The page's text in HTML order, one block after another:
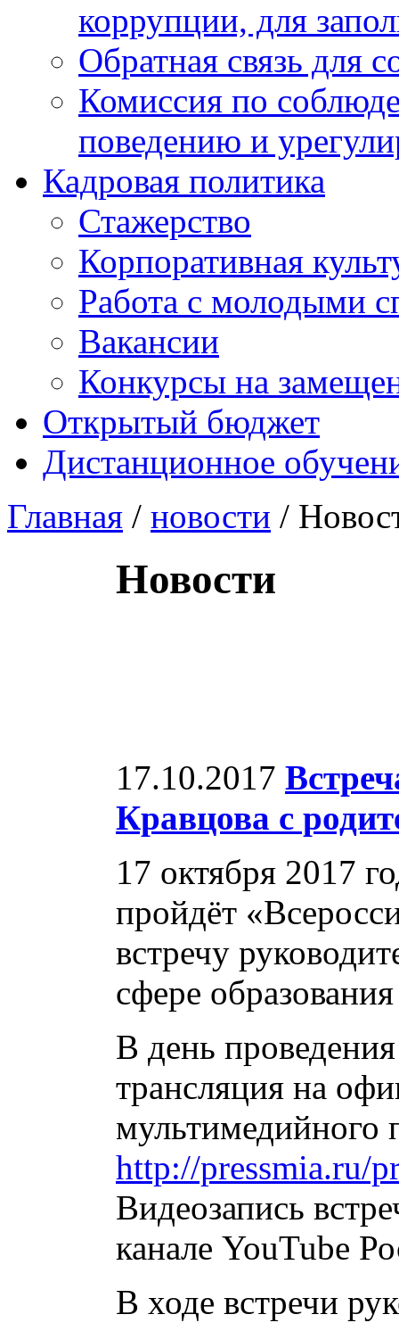
коррупции, для
Обратная связь для
Комиссия по
поведению и
Кадровая политика
Стажерство
Корпоративная
Работа с молодыми
Вакансии
Конкурсы на
Открытый бюджет
Дистанционное
Главная / новости /
Новости
17.10.2017
Кравцова с
17 октября 2017
пройдёт
встречу
сфере
В день
трансляция на
мультимедийного
http://pressmia.ru/
Видеозапись
канале YouTube
В ходе встречи